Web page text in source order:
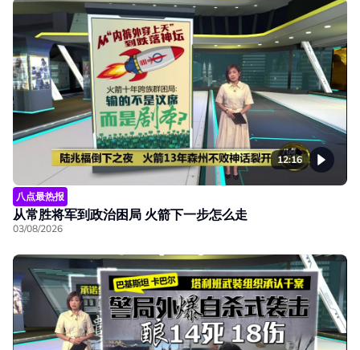
12:16
八点最热报
从常胜将军到政治困局 火箭下一步怎么走
03/08/2026